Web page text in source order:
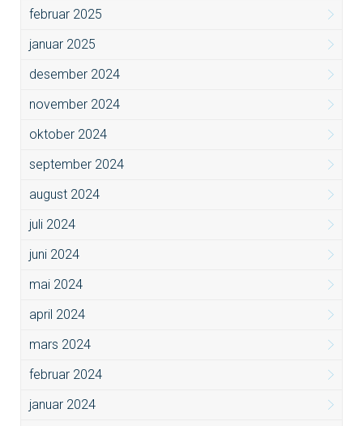
februar 2025
januar 2025
desember 2024
november 2024
oktober 2024
september 2024
august 2024
juli 2024
juni 2024
mai 2024
april 2024
mars 2024
februar 2024
januar 2024